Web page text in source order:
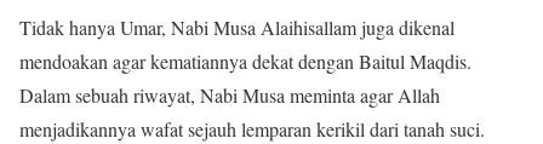
Tidak hanya Umar, Nabi Musa Alaihisallam juga dikenal
mendoakan agar kematiannya dekat dengan Baitul Maqdis.
Dalam sebuah riwayat, Nabi Musa meminta agar Allah
menjadikannya wafat sejauh lemparan kerikil dari tanah suci.